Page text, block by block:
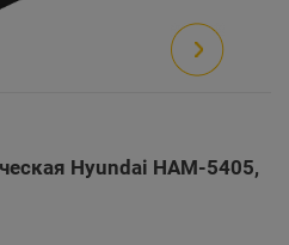
Hyundai HAM-5405,